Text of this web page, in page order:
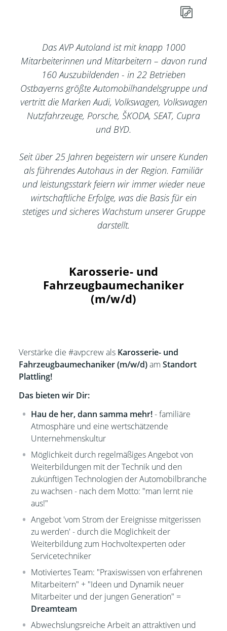
Das AVP Autoland ist mit knapp 1000
Mitarbeiterinnen und Mitarbeitern – davon rund
160 Auszubildenden - in 22 Betrieben
Ostbayerns größte Automobilhandelsgruppe und
vertritt die Marken Audi, Volkswagen, Volkswagen
Nutzfahrzeuge, Porsche, ŠKODA, SEAT, Cupra
und BYD.
Seit über 25 Jahren begeistern wir unsere Kunden
als führendes Autohaus in der Region. Familiär
und leistungsstark feiern wir immer wieder neue
wirtschaftliche Erfolge, was die Basis für ein
stetiges und sicheres Wachstum unserer Gruppe
darstellt.
Karosserie- und
Fahrzeugbaumechaniker
(m/w/d)
Verstärke die #avpcrew als Karosserie- und
Fahrzeugbaumechaniker (m/w/d)amStandort
Plattling!
Das bieten wir Dir:
Hau de her, dann samma mehr!- familiäre
Atmosphäre und eine wertschätzende
Unternehmenskultur
Möglichkeit durch regelmäßiges Angebot von
Weiterbildungen mit der Technik und den
zukünftigen Technologien der Automobilbranche
zu wachsen - nach dem Motto: "man lernt nie
aus!"
Angebot 'vom Strom der Ereignisse mitgerissen
zu werden' - durch die Möglichkeit der
Weiterbildung zum Hochvoltexperten oder
Servicetechniker
Motiviertes Team: "Praxiswissen von erfahrenen
Mitarbeitern" + "Ideen und Dynamik neuer
Mitarbeiter und der jungen Generation" =
Dreamteam
Abwechslungsreiche Arbeit an attraktiven und